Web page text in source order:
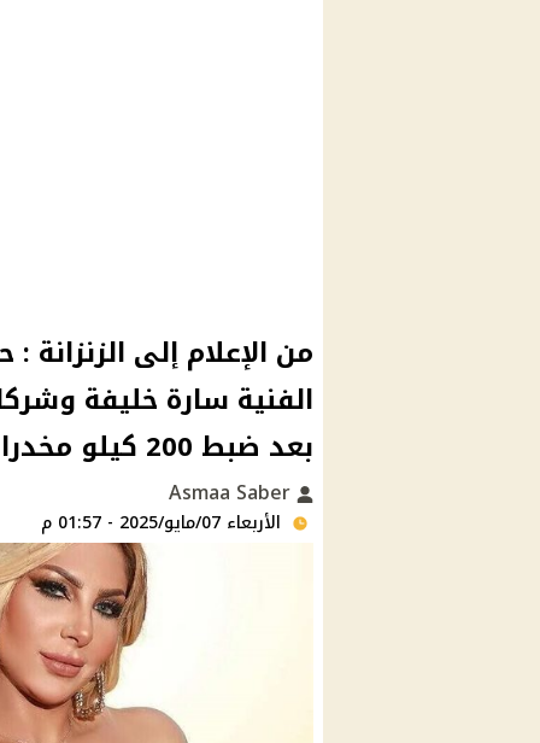
من الإعلام إلى
الفنية سارة خليفة
بعد ضبط 200 كيلو مخدرات وحشيش مصنع
الأربعاء 07/مايو/2025 - 01:57 م